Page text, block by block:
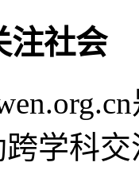
注社会
学科